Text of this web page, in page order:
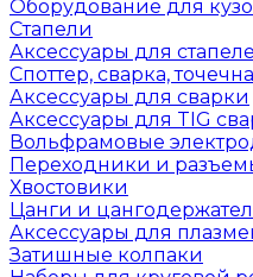
Оборудование для
Стапели
Аксессуары для
Споттер, сварка,
Аксессуары для сварки
Аксессуары для TIG
Вольфрамовые
Переходники и
Хвостовики
Цанги и
Аксессуары для
Затишные колпаки